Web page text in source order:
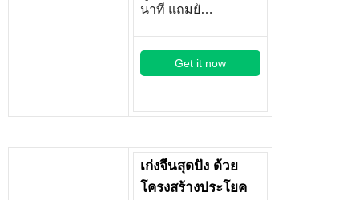
นาที แถมยั…
Get it now
เก่งจีนสุดปัง ด้วย
โครงสร้างประโยค